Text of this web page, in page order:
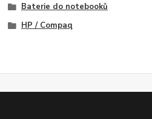
Baterie do notebooků
HP / Compaq